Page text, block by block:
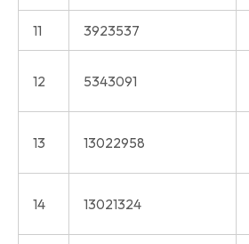
11 3923537
12 5343091
13 13022958
14 13021324